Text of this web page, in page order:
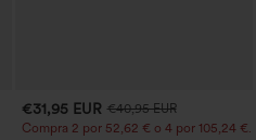
€31,95 EUR €40,95 EUR
Compra 2 por 52,62 € o 4 por 105,24 €.